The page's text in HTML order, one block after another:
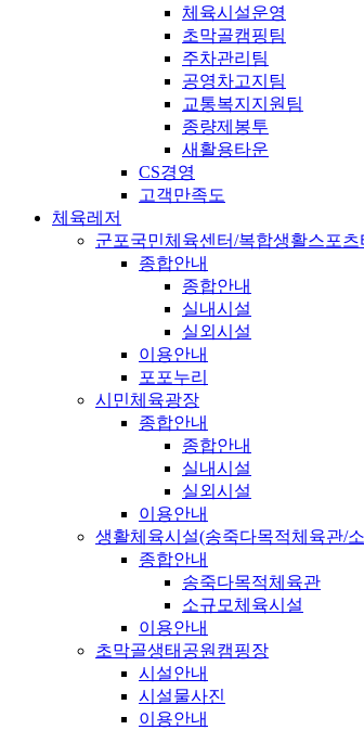
체육시설운영
초막골캠핑팀
주차관리팀
공영차고지팀
교통복지지원팀
종량제봉투
새활용타운
CS경영
고객만족도
체육레저
군포국민체육센터/복합생활스포츠
종합안내
종합안내
실내시설
실외시설
이용안내
포포누리
시민체육광장
종합안내
종합안내
실내시설
실외시설
이용안내
생활체육시설(송죽다목적체육관/
종합안내
송죽다목적체육관
소규모체육시설
이용안내
초막골생태공원캠핑장
시설안내
시설물사진
이용안내